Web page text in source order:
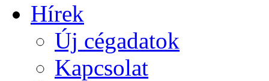
Hírek
Új cégadatok
Kapcsolat